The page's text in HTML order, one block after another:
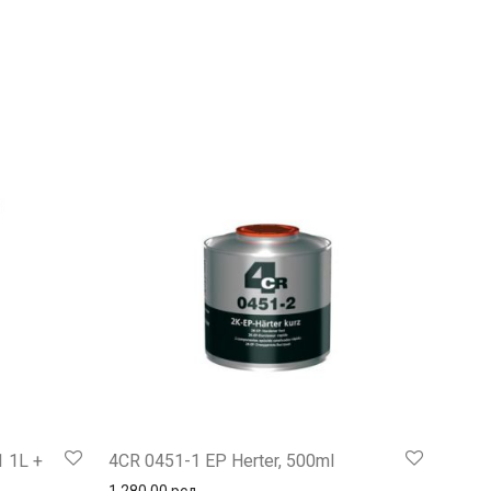
1L +
4CR 0451-1 EP Herter, 500ml